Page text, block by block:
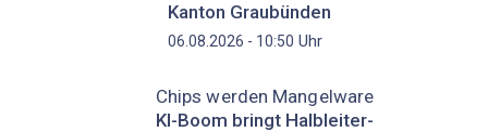
Kanton Graubünden
06.08.2026 - 10:50 Uhr
Chips werden Mangelware
KI-Boom bringt Halbleiter-